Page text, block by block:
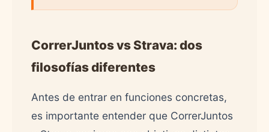
CorrerJuntos vs Strava: dos
filosofías diferentes
Antes de entrar en funciones concretas,
es importante entender que CorrerJuntos